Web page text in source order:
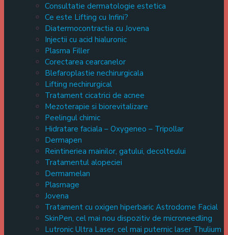
Consultatie dermatologie estetica
Ce este Lifting cu Infini?
Diatermocontractia cu Jovena
Injectii cu acid hialuronic
Plasma Filler
Corectarea cearcanelor
Blefaroplastie nechirurgicala
Lifting nechirurgical
Tratament cicatrici de acnee
Mezoterapie si biorevitalizare
Peelingul chimic
Hidratare faciala – Oxygeneo – Tripollar
Dermapen
Reintineriea mainilor, gatului, decolteului
Tratamentul alopeciei
Dermamelan
Plasmage
Jovena
Tratament cu oxigen hiperbaric Astrodome Facial
SkinPen, cel mai nou dispozitiv de microneedling
Lutronic Ultra Laser, cel mai puternic laser Thulium